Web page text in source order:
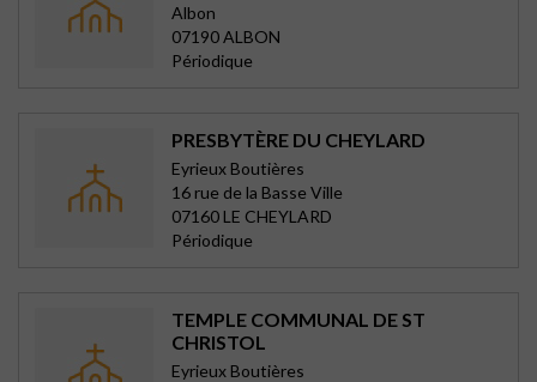
Albon
07190 ALBON
Périodique
PRESBYTÈRE DU CHEYLARD
Eyrieux Boutières
16 rue de la Basse Ville
07160 LE CHEYLARD
Périodique
TEMPLE COMMUNAL DE ST
CHRISTOL
Eyrieux Boutières